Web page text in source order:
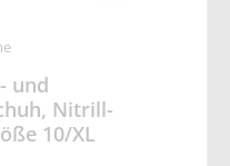
und
Nitrill-
10/XL